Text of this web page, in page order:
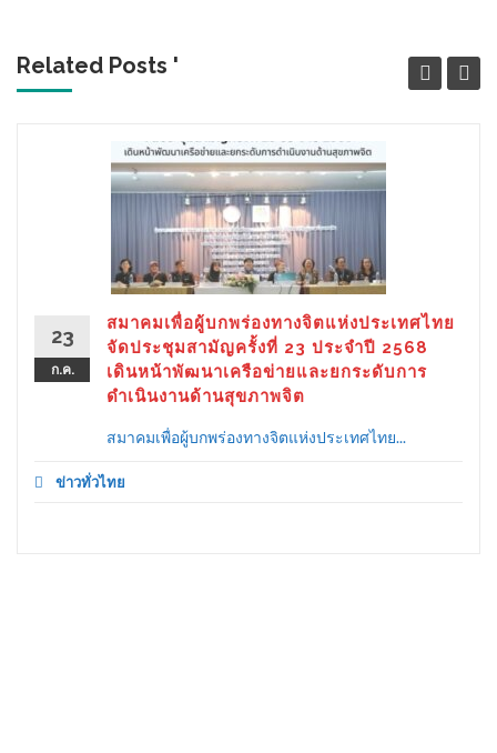
Related Posts '
23
ก.ค.
สมาคมเพื่อผู้บกพร่องทางจิตแห่งประเทศไทย
จัดประชุมสามัญครั้งที่ 23 ประจำปี 2568
เดินหน้าพัฒนาเครือข่ายและยกระดับการ
ดำเนินงานด้านสุขภาพจิต
สมาคมเพื่อผู้บกพร่องทางจิตแห่งประเทศไทย...
ข่าวทั่วไทย